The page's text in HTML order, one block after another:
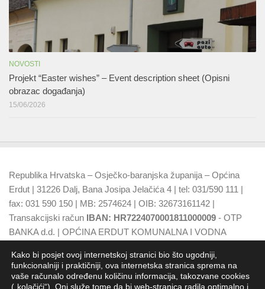
NOVOSTI
Projekt “Easter wishes” – Event description sheet (Opisni
obrazac događanja)
15/06/2026
Republika Hrvatska – Osječko-baranjska županija – Općina
Erdut | 31226 Dalj, Bana Josipa Jelačića 4 | tel: 031/590 111 |
fax: 031 590 150 | MB: 2574624 | OIB: 32673161142 |
Transakcijski račun IBAN: HR7224070001811000009 - OTP
BANKA d.d. | OPĆINA ERDUT KOMUNALNA I VODNA
d.d.
Kako bi posjet ovoj internetskoj stranici bio što ugodniji,
funkcionalniji i praktičniji, ova internetska stranica sprema na
vaše računalo određenu količinu informacija, takozvane cookies
(„kolačići“). Oni služe tome da bi web-stranica radila optimalno i